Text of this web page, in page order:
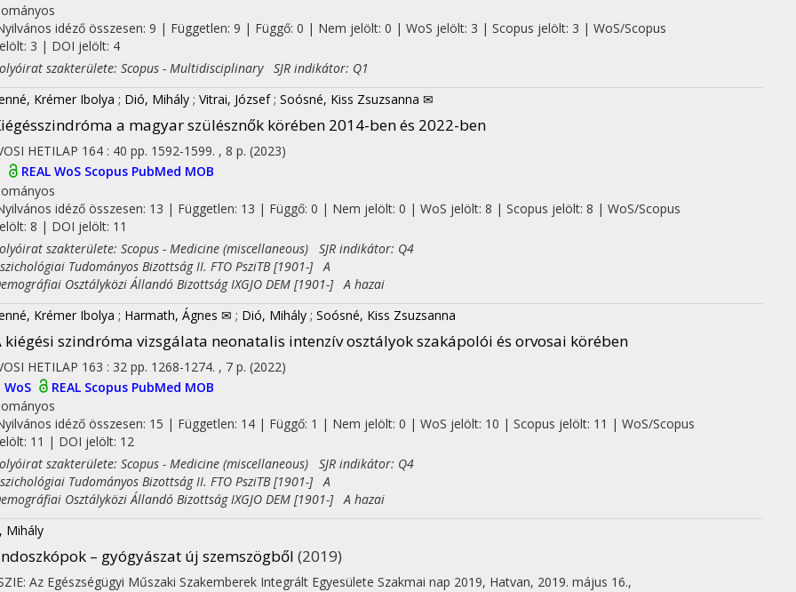
idéző összesen: 9 | Független: 9 | Függő: 0 | Nem jelölt: 0 | WoS jelölt: 3 | Scopus jelölt: 3 | WoS/Scopus
3 | DOI jelölt: 4
szakterülete: Scopus - Multidisciplinary SJR indikátor: Q1
Krémer Ibolya ; Dió, Mihály ; Vitrai, József ; Soósné, Kiss Zsuzsanna ✉
a magyar szülésznők körében 2014-ben és 2022-ben
HETILAP 164 : 40 pp. 1592-1599. , 8 p. (2023)
REAL WoS Scopus PubMed MOB
idéző összesen: 13 | Független: 13 | Függő: 0 | Nem jelölt: 0 | WoS jelölt: 8 | Scopus jelölt: 8 | WoS/Scopus
8 | DOI jelölt: 11
szakterülete: Scopus - Medicine (miscellaneous) SJR indikátor: Q4
Tudományos Bizottság II. FTO PsziTB [1901-] A
Osztályközi Állandó Bizottság IXGJO DEM [1901-] A hazai
Krémer Ibolya ; Harmath, Ágnes ✉ ; Dió, Mihály ; Soósné, Kiss Zsuzsanna
kiégési szindróma vizsgálata neonatalis intenzív osztályok szakápolói és orvosai körében
HETILAP 163 : 32 pp. 1268-1274. , 7 p. (2022)
WoS REAL Scopus PubMed MOB
idéző összesen: 15 | Független: 14 | Függő: 1 | Nem jelölt: 0 | WoS jelölt: 10 | Scopus jelölt: 11 | WoS/Scopus
11 | DOI jelölt: 12
szakterülete: Scopus - Medicine (miscellaneous) SJR indikátor: Q4
Tudományos Bizottság II. FTO PsziTB [1901-] A
Osztályközi Állandó Bizottság IXGJO DEM [1901-] A hazai
Mihály
– gyógyászat új szemszögből (2019)
Az Egészségügyi Műszaki Szakemberek Integrált Egyesülete Szakmai nap 2019, Hatvan, 2019. május 16.,